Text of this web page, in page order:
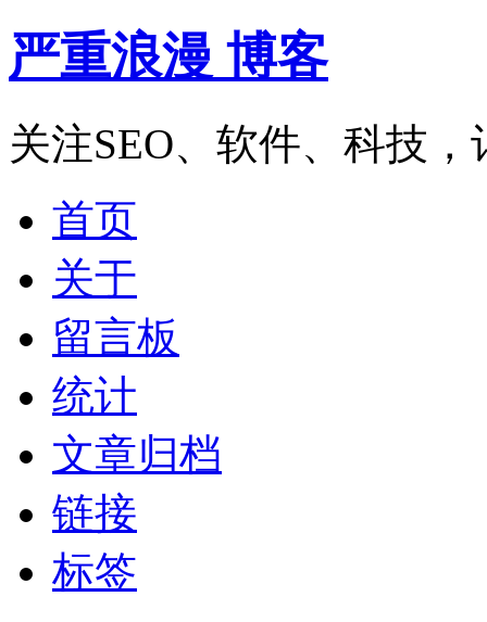
严重浪漫 博客
关注SEO、软件、科技
首页
关于
留言板
统计
文章归档
链接
标签